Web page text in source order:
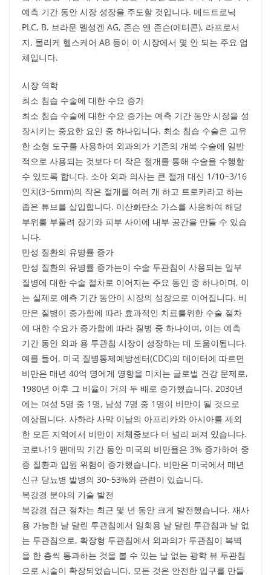
예측 기간 동안 시장 성장을 주도할 것입니다. 메드트로닉
PLC, B. 브라운 멜성겐 AG, 존슨 앤 존슨(에티콘), 라프로서
지, 몰리케 헬스케어 AB 등이 이 시장에서 몇 안 되는 주요 업
체입니다.
시장 역학
최소 침습 수술에 대한 수요 증가
최소 침습 수술에 대한 수요 증가는 예측 기간 동안 시장을 성
장시키는 중요한 요인 중 하나입니다. 최소 침습 수술은 고유
한 소형 도구를 사용하여 외과의가 기존의 개복 수술에 일반
적으로 사용되는 것보다 더 작은 절개를 통해 수술을 수행할
수 있도록 합니다. 소아 외과 의사는 큰 절개 대신 1/10~3/16
인치(3~5mm)의 작은 절개를 여러 개 하고 트로카라고 하는
좁은 튜브를 삽입합니다. 이산화탄소 가스를 사용하여 해당
부위를 부풀려 장기와 피부 사이에 내부 공간을 만들 수 있습
니다.
만성 질환의 유병률 증가
만성 질환의 유병률 증가는이 수술 투관침이 사용되는 일부
질병에 대한 수술 절차로 이어지는 주요 동인 중 하나이며, 이
는 실제로 예측 기간 동안이 시장의 성장으로 이어집니다. 비
만은 질병이 증가함에 따라 효과적인 치료를위한 수술 절차
에 대한 수요가 증가함에 따라 질병 중 하나이며, 이는 예측
기간 동안 외과 용 투관침 시장이 성장하는 데 도움이됩니다.
예를 들어, 미국 질병통제예방센터(CDC)의 데이터에 따르면
비만은 매년 40억 명에게 영향을 미치는 글로벌 건강 문제로,
1980년 이후 그 비율이 거의 두 배로 증가했습니다. 2030년
에는 여성 5명 중 1명, 남성 7명 중 1명이 비만이 될 것으로
예상됩니다. 사하라 사막 이남의 아프리카와 아시아를 제외
한 모든 지역에서 비만이 저체중보다 더 널리 퍼져 있습니다.
코로나19 팬데믹 기간 동안 미국의 비만율은 3% 증가하여 중
증 질환과 입원 위험이 증가했습니다. 비만은 미국에서 매년
신규 당뇨병 발병의 30~53%와 관련이 있습니다.
복강경 분야의 기술 발전
복강경 접근 절차는 최근 몇 년 동안 크게 발전했습니다. 재사
용 가능한 날 달린 투관침에서 일회용 날 달린 투관침과 날 없
는 투관침으로, 확장형 투관침에서 외과의가 투관침이 복벽
을 한 층씩 통과하는 것을 볼 수 있는 날 없는 광학 뷰 투관침
으로 시술이 확장되었습니다. 모든 것은 안전한 입구를 만들